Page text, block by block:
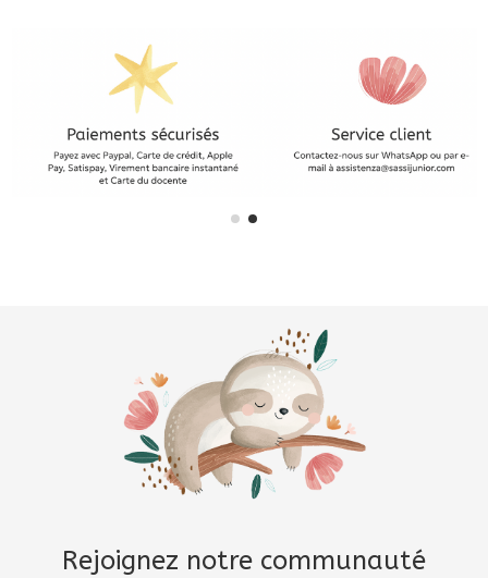
Rejoignez notre communauté